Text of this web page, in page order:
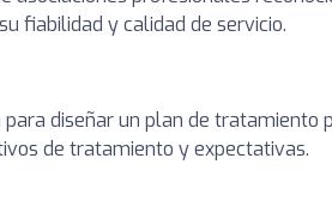
fiabilidad y calidad de servicio.
diseñar un plan de tratamiento
de tratamiento y expectativas.